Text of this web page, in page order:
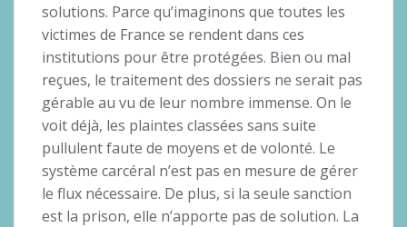
solutions. Parce qu’imaginons que toutes les
victimes de France se rendent dans ces
institutions pour être protégées. Bien ou mal
reçues, le traitement des dossiers ne serait pas
gérable au vu de leur nombre immense. On le
voit déjà, les plaintes classées sans suite
pullulent faute de moyens et de volonté. Le
système carcéral n’est pas en mesure de gérer
le flux nécessaire. De plus, si la seule sanction
est la prison, elle n’apporte pas de solution. La